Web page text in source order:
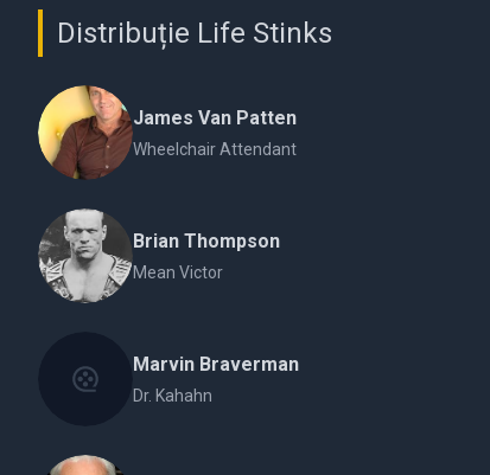
Distribuție Life Stinks
James Van Patten
Wheelchair Attendant
Brian Thompson
Mean Victor
Marvin Braverman
Dr. Kahahn